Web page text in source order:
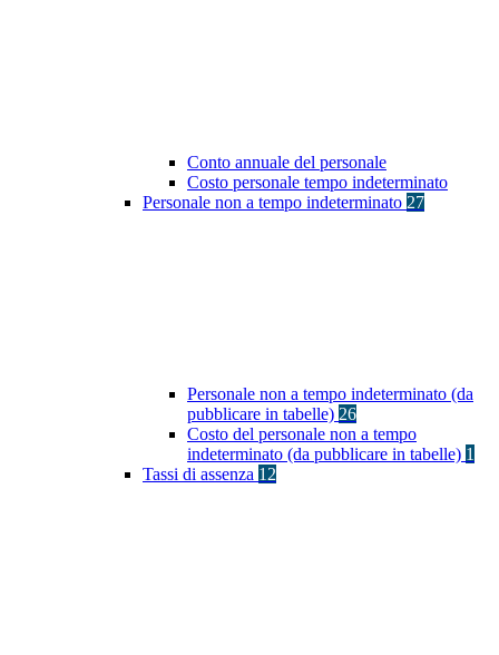
Conto annuale del personale
Costo personale tempo indeterminato
Personale non a tempo indeterminato 27
Personale non a tempo indeterminato (da
pubblicare in tabelle) 26
Costo del personale non a tempo
indeterminato (da pubblicare in tabelle) 1
Tassi di assenza 12